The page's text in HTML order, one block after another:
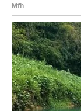
planove.
U emotivnom
posvećenosti.
Poruka sudbine: